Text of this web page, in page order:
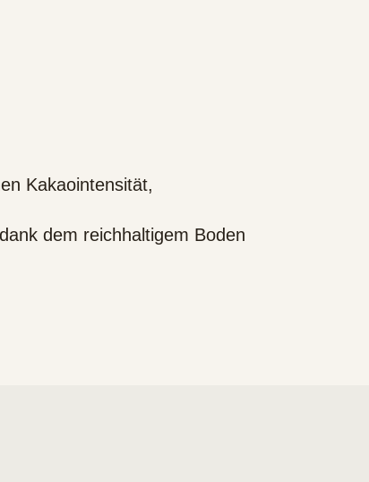
Kakaointensität,
dem reichhaltigem Boden